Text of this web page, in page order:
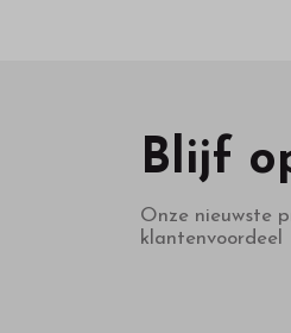
Blijf
Onze nieuwste
klantenvoordeel